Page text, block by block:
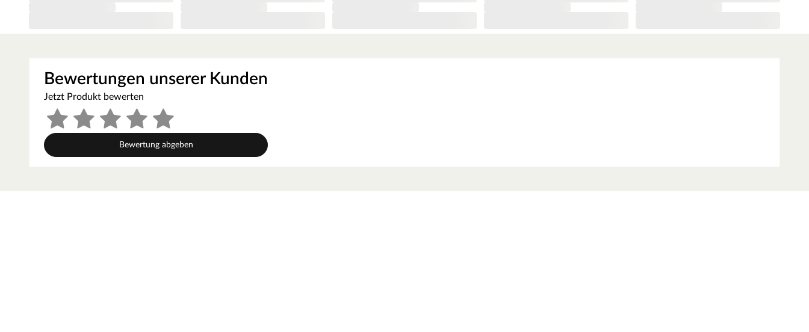
Steuergerät
Bei dieser Sauna ist ein Saunaofen mit integrierter Steuerung inklusive. Die Steuerung ist direkt am Ofen
verbaut und lässt sich durch praktische und robuste Drehschalter besonders leicht bedienen. Die
preisgünstige Variante der Saunasteuerung vereint alles in einem – Ofen und integrierte Steuerung.
Im Lieferumfang enthalten:
Bewertungen unserer Kunden
Jetzt Produkt bewerten
Bewertung abgeben